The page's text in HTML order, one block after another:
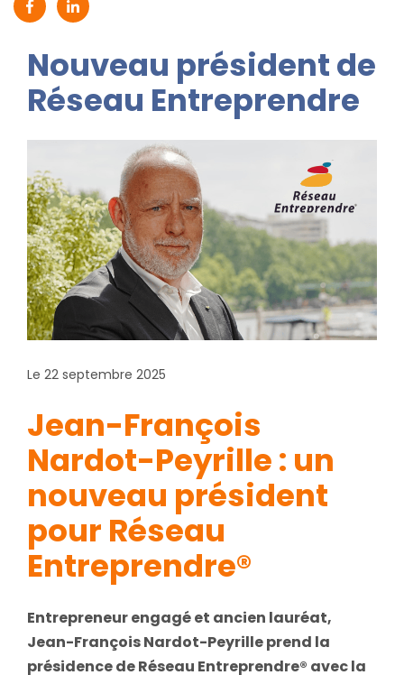
Partager sur Facebook (nouvelle fenêtre)
Partager sur Linkedin (nouvelle fenêtre)
Nouveau président de
Réseau Entreprendre
Le 22 septembre 2025
Jean-François
Nardot-Peyrille : un
nouveau président
pour Réseau
Entreprendre®
Entrepreneur engagé et ancien lauréat,
Jean-François Nardot-Peyrille prend la
présidence de Réseau Entreprendre® avec la